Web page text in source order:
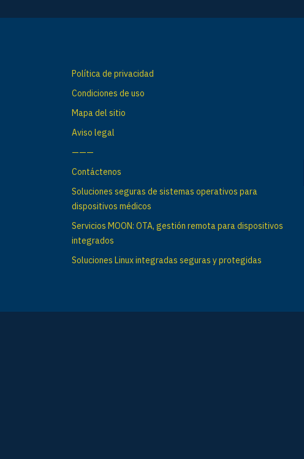
Política de privacidad
Condiciones de uso
Mapa del sitio
Aviso legal
———
Contáctenos
Soluciones seguras de sistemas operativos para
dispositivos médicos
Servicios MOON: OTA, gestión remota para dispositivos
integrados
Soluciones Linux integradas seguras y protegidas